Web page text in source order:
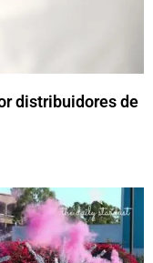
distribuidores de